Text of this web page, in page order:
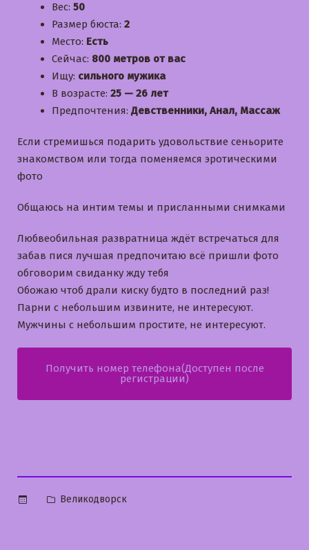
Вес: 50
Размер бюста: 2
Место: Есть
Сейчас: 800 метров от вас
Ищу: сильного мужика
В возрасте: 25 — 26 лет
Предпочтения: Девственники, Анал, Массаж
Если стремишься подарить удовольствие сеньорите
знакомством или тогда поменяемся эротическими
фото
Общаюсь на интим темы и приcланными снимками
Любвеобильная развратница ждёт встречаться для
забав пися лучшая предпочитаю всё пришли фото
обговорим свиданку жду тебя
Обожаю чтоб драли киску будто в последний раз!
Парни с небольшим извините, не интересуют.
Мужчины с небольшим простите, не интересуют.
Получить номер телефона(Доступен после
регистрации)
Опубликовано
Великодворск